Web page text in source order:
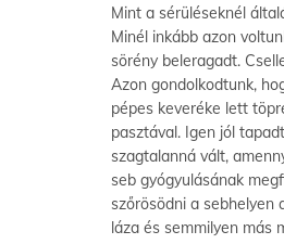
Mint a sérüléseknél
Minél inkább azon
sörény beleragadt.
Azon gondolkodtunk,
pépes keveréke lett
pasztával. Igen jól
szagtalanná vált,
seb gyógyulásának
szőrösödni a sebhelyen
láza és semmilyen más